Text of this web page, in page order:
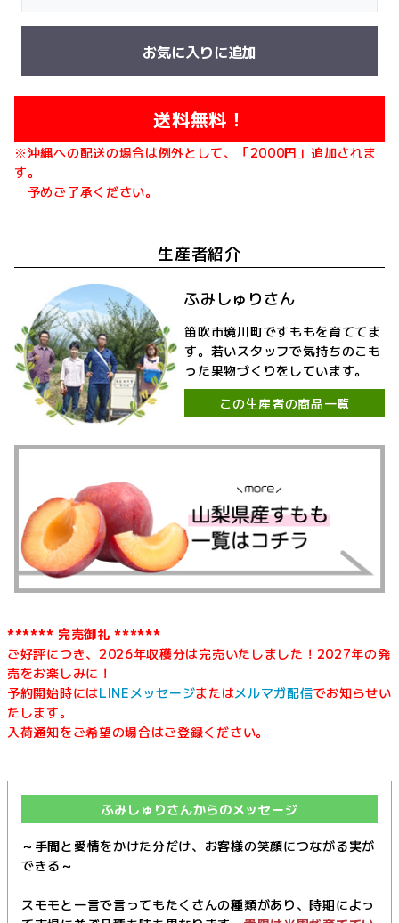
お気に入りに追加
送料無料！
※沖縄への配送の場合は例外として、「2000円」追加されま
す。
予めご了承ください。
生産者紹介
ふみしゅりさん
笛吹市境川町ですももを育ててま
す。若いスタッフで気持ちのこも
った果物づくりをしています。
この生産者の商品一覧
****** 完売御礼 ******
ご好評につき、2026年収穫分は完売いたしました！2027年の発
売をお楽しみに！
予約開始時にはLINEメッセージまたはメルマガ配信でお知らせい
たします。
入荷通知をご希望の場合はご登録ください。
ふみしゅりさんからのメッセージ
～手間と愛情をかけた分だけ、お客様の笑顔につながる実が
できる～
スモモと一言で言ってもたくさんの種類があり、時期によっ